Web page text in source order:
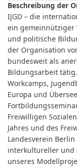
Beschreibung der
IJGD – die
ein gemeinnütziger
und politische
der Organisation
bundesweit als
Bildungsarbeit
Workcamps,
Europa und
Freiwilligen
Jahres und des
Landesverein
interkultureller und
unseres